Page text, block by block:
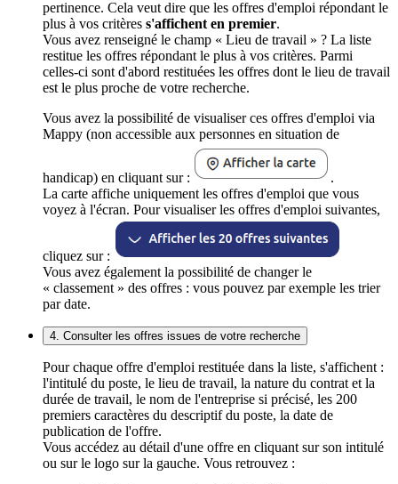
pertinence. Cela veut dire que les offres d'emploi répondant le
plus à vos critères s'affichent en premier.
Vous avez renseigné le champ « Lieu de travail » ? La liste
restitue les offres répondant le plus à vos critères. Parmi
celles-ci sont d'abord restituées les offres dont le lieu de travail
est le plus proche de votre recherche.
Vous avez la possibilité de visualiser ces offres d'emploi via
Mappy (non accessible aux personnes en situation de
handicap) en cliquant sur :
.
La carte affiche uniquement les offres d'emploi que vous
voyez à l'écran. Pour visualiser les offres d'emploi suivantes,
cliquez sur :
Vous avez également la possibilité de changer le
« classement » des offres : vous pouvez par exemple les trier
par date.
4. Consulter les offres issues de votre recherche
Pour chaque offre d'emploi restituée dans la liste, s'affichent :
l'intitulé du poste, le lieu de travail, la nature du contrat et la
durée de travail, le nom de l'entreprise si précisé, les 200
premiers caractères du descriptif du poste, la date de
publication de l'offre.
Vous accédez au détail d'une offre en cliquant sur son intitulé
ou sur le logo sur la gauche. Vous retrouvez :